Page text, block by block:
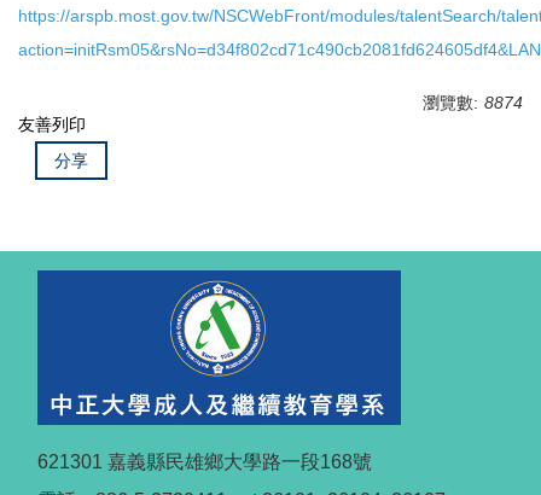
https://arspb.most.gov.tw/NSCWebFront/modules/talentSearch/
瀏覽數: 8874
友善列印
分享
621301 嘉義縣民雄鄉大學路一段168號